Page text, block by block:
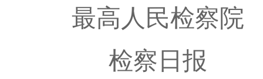
最高人民检察院
检察日报